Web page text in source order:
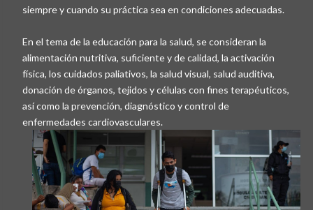
siempre y cuando su práctica sea en condiciones adecuadas.
En el tema de la educación para la salud, se consideran la
alimentación nutritiva, suficiente y de calidad, la activación
física, los cuidados paliativos, la salud visual, salud auditiva,
donación de órganos, tejidos y células con fines terapéuticos,
así como la prevención, diagnóstico y control de
enfermedades cardiovasculares.